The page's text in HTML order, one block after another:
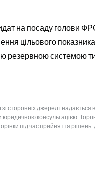
на посаду голови
цільового
системою
сторонніх джерел і
консультацією.
під час прийняття рішень.